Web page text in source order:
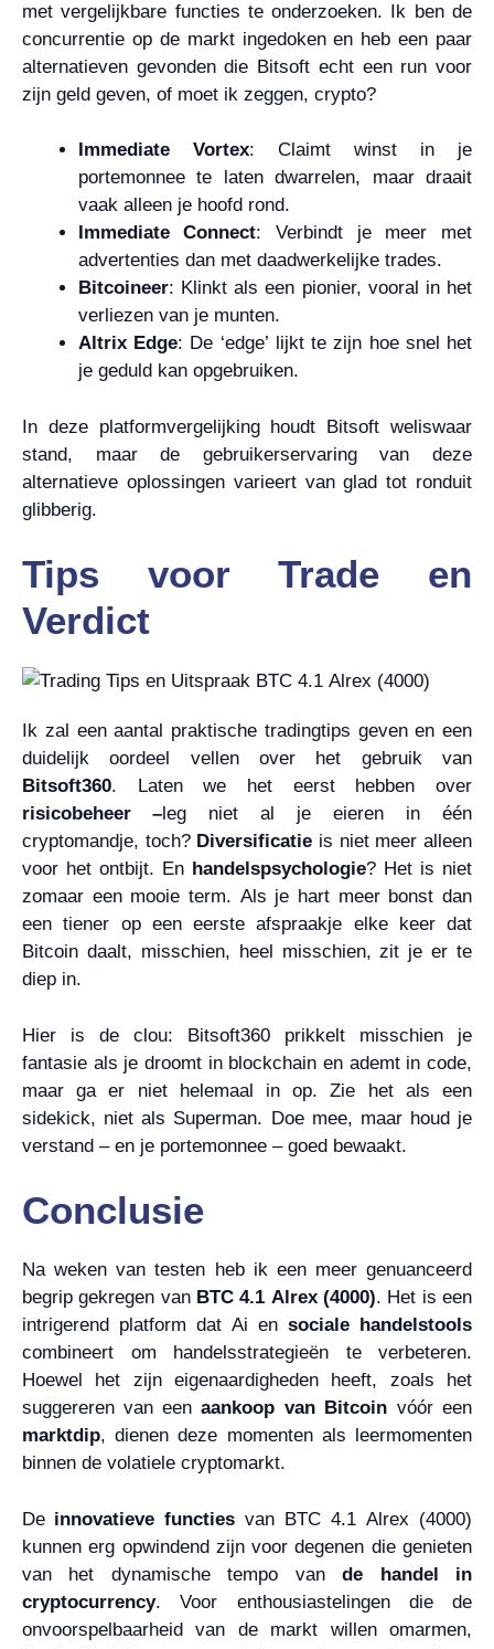
met vergelijkbare functies te onderzoeken. Ik ben de
concurrentie op de markt ingedoken en heb een paar
alternatieven gevonden die Bitsoft echt een run voor
zijn geld geven, of moet ik zeggen, crypto?
Immediate Vortex: Claimt winst in je
portemonnee te laten dwarrelen, maar draait
vaak alleen je hoofd rond.
Immediate Connect: Verbindt je meer met
advertenties dan met daadwerkelijke trades.
Bitcoineer: Klinkt als een pionier, vooral in het
verliezen van je munten.
Altrix Edge: De ‘edge’ lijkt te zijn hoe snel het
je geduld kan opgebruiken.
In deze platformvergelijking houdt Bitsoft weliswaar
stand, maar de gebruikerservaring van deze
alternatieve oplossingen varieert van glad tot ronduit
glibberig.
Tips voor Trade en
Verdict
Ik zal een aantal praktische tradingtips geven en een
duidelijk oordeel vellen over het gebruik van
Bitsoft360. Laten we het eerst hebben over
risicobeheer –leg niet al je eieren in één
cryptomandje, toch? Diversificatie is niet meer alleen
voor het ontbijt. En handelspsychologie? Het is niet
zomaar een mooie term. Als je hart meer bonst dan
een tiener op een eerste afspraakje elke keer dat
Bitcoin daalt, misschien, heel misschien, zit je er te
diep in.
Hier is de clou: Bitsoft360 prikkelt misschien je
fantasie als je droomt in blockchain en ademt in code,
maar ga er niet helemaal in op. Zie het als een
sidekick, niet als Superman. Doe mee, maar houd je
verstand – en je portemonnee – goed bewaakt.
Conclusie
Na weken van testen heb ik een meer genuanceerd
begrip gekregen van BTC 4.1 Alrex (4000). Het is een
intrigerend platform dat Ai en sociale handelstools
combineert om handelsstrategieën te verbeteren.
Hoewel het zijn eigenaardigheden heeft, zoals het
suggereren van een aankoop van Bitcoin vóór een
marktdip, dienen deze momenten als leermomenten
binnen de volatiele cryptomarkt.
De innovatieve functies van BTC 4.1 Alrex (4000)
kunnen erg opwindend zijn voor degenen die genieten
van het dynamische tempo van de handel in
cryptocurrency. Voor enthousiastelingen die de
onvoorspelbaarheid van de markt willen omarmen,